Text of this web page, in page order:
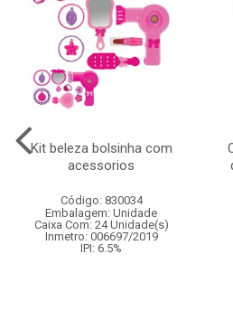
Kit beleza bolsinha com
acessorios
Código: 830034
Embalagem: Unidade
Caixa Com: 24 Unidade(s)
Inmetro: 006697/2019
IPI: 6.5%